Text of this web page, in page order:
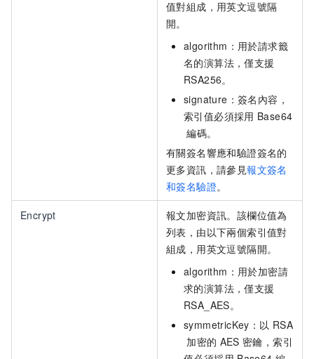
值對組成，用英文逗號隔
開。
algorithm：用於請求籤
名的演算法，僅支援
RSA256。
signature：簽名內容，
索引值必須採用 Base64
編碼。
有關簽名響應和驗證簽名的
更多資訊，請參見報文簽名
和簽名驗證。
Encrypt
報文加密資訊。該欄位值為
列表，由以下兩個索引值對
組成，用英文逗號隔開。
algorithm：用於加密請
求的演算法，僅支援
RSA_AES。
symmetricKey：以 RSA
加密的 AES 密鑰，索引